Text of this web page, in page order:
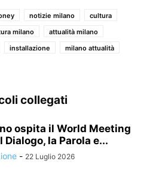
notizie milano
cultura
milano
attualità milano
installazione
milano attualità
collegati
ospita il World Meeting
Dialogo, la Parola e...
- 22 Luglio 2026